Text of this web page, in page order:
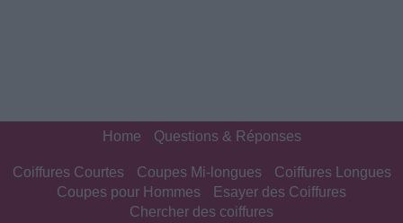
Home Questions & Réponses
Coiffures Courtes Coupes Mi-longues
Coiffures Longues
Coupes pour Hommes
Esayer des Coiffures
Chercher des coiffures